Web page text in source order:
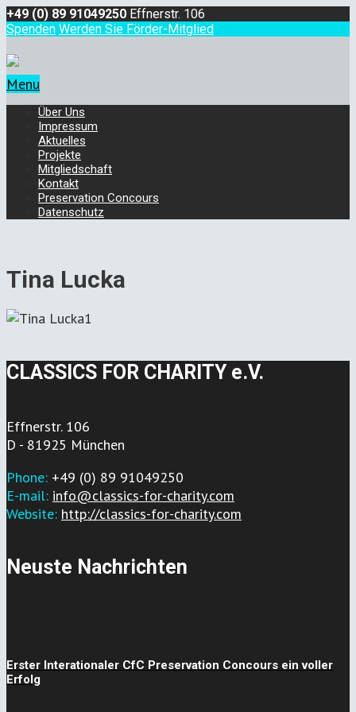
+49 (0) 89 91049250 Effnerstr. 106
Spenden Werden Sie Förder-Mitglied
Menu
Über Uns
Impressum
Aktuelles
Projekte
Mitgliedschaft
Kontakt
Preservation Concours
Datenschutz
Tina Lucka
CLASSICS FOR CHARITY e.V.
Effnerstr. 106
D - 81925 München
Phone: +49 (0) 89 91049250
E-mail: info@classics-for-charity.com
Website: http://classics-for-charity.com
Neuste Nachrichten
Erster Interationaler CfC Preservation Concours ein voller
Erfolg